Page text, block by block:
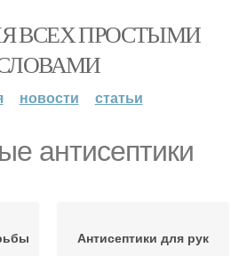
ВСЕХ ПРОСТЫМИ
новости статьи
антисептики
Антисептики для рук